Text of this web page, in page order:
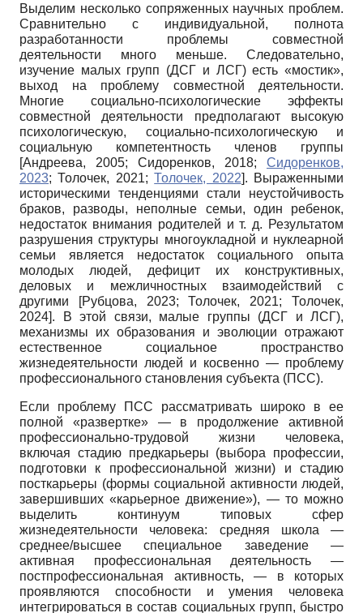
Выделим несколько сопряженных научных проблем.
Сравнительно с индивидуальной, полнота
разработанности проблемы совместной
деятельности много меньше. Следовательно,
изучение малых групп (ДСГ и ЛСГ) есть «мостик»,
выход на проблему совместной деятельности.
Многие социально-психологические эффекты
совместной деятельности предполагают высокую
психологическую, социально-психологическую и
социальную компетентность членов группы
[Андреева, 2005; Сидоренков, 2018; Сидоренков,
2023;Толочек, 2021;Толочек, 2022]. Выраженными
историческими тенденциями стали неустойчивость
браков, разводы, неполные семьи, один ребенок,
недостаток внимания родителей и т. д. Результатом
разрушения структуры многоукладной и нуклеарной
семьи является недостаток социального опыта
молодых людей, дефицит их конструктивных,
деловых и межличностных взаимодействий с
другими
[Рубцова, 2023;Толочек, 2021;Толочек,
2024]. В этой связи, малые группы (ДСГ и ЛСГ),
механизмы их образования и эволюции отражают
естественное социальное пространство
жизнедеятельности людей и косвенно — проблему
профессионального становления субъекта (ПСС).
Если проблему ПСС рассматривать широко в ее
полной «развертке» — в продолжение активной
профессионально-трудовой жизни человека,
включая стадию предкарьеры (выбора профессии,
подготовки к профессиональной жизни) и стадию
посткарьеры (формы социальной активности людей,
завершивших «карьерное движение»), — то можно
выделить континуум типовых сфер
жизнедеятельности человека: средняя школа —
среднее/высшее специальное заведение —
активная профессиональная деятельность —
постпрофессиональная активность, — в которых
проявляются способности и умения человека
интегрироваться в состав социальных групп, быстро